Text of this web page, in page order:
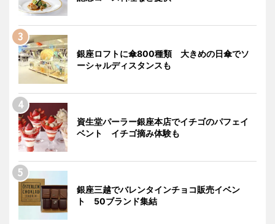
銀座ロフトに傘800種類 大きめの日傘でソ
ーシャルディスタンスも
資生堂パーラー銀座本店でイチゴのパフェイ
ベント イチゴ摘み体験も
銀座三越でバレンタインチョコ販売イベン
ト 50ブランド集結